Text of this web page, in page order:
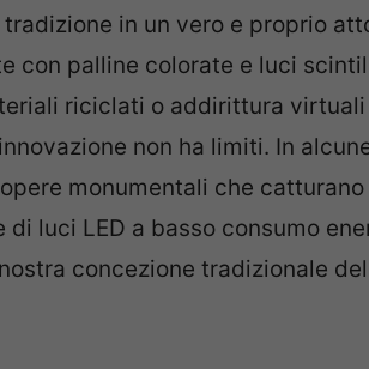
in un vero e proprio
con palline colorate e luci
riciclati o addirittura
non ha limiti. In
monumentali che
luci LED a basso consumo
concezione tradizionale